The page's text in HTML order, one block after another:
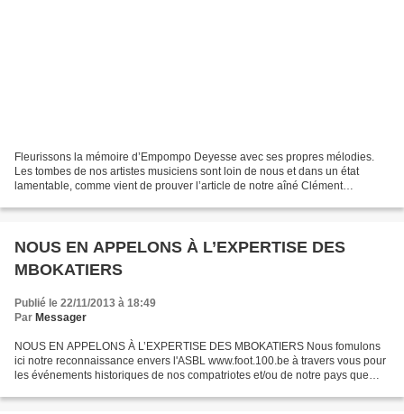
Fleurissons la mémoire d’Empompo Deyesse avec ses propres mélodies.
Les tombes de nos artistes musiciens sont loin de nous et dans un état
lamentable, comme vient de prouver l’article de notre aîné Clément
NOUS EN APPELONS À L’EXPERTISE DES
MBOKATIERS
Publié le 22/11/2013 à 18:49
Par Messager
NOUS EN APPELONS À L’EXPERTISE DES MBOKATIERS Nous fomulons
ici notre reconnaissance envers l'ASBL www.foot.100.be à travers vous pour
les événements historiques de nos compatriotes et/ou de notre pays que